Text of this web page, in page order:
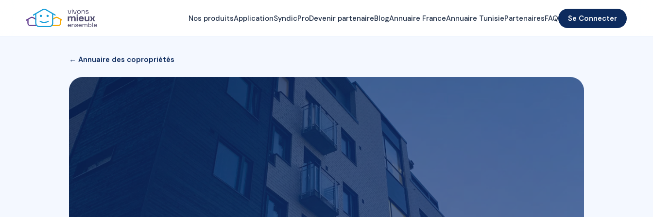
Nos produitsApplicationSyndicProDevenir partenaireBlogAnnuaire FranceAnnuaire TunisiePartenairesFAQ Se Connecter
← Annuaire des copropriétés